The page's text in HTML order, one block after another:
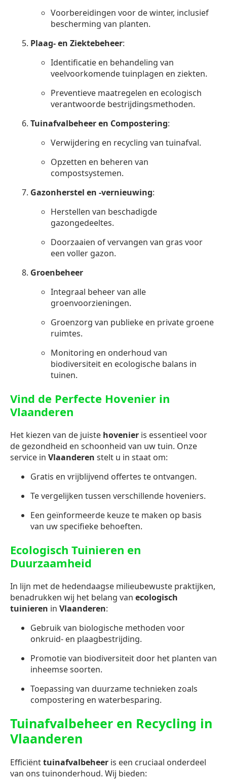
Voorbereidingen voor de winter, inclusief
bescherming van planten.
Plaag- en Ziektebeheer:
Identificatie en behandeling van
veelvoorkomende tuinplagen en ziekten.
Preventieve maatregelen en ecologisch
verantwoorde bestrijdingsmethoden.
Tuinafvalbeheer en Compostering:
Verwijdering en recycling van tuinafval.
Opzetten en beheren van
compostsystemen.
Gazonherstel en -vernieuwing:
Herstellen van beschadigde
gazongedeeltes.
Doorzaaien of vervangen van gras voor
een voller gazon.
Groenbeheer
Integraal beheer van alle
groenvoorzieningen.
Groenzorg van publieke en private groene
ruimtes.
Monitoring en onderhoud van
biodiversiteit en ecologische balans in
tuinen.
Vind de Perfecte Hovenier in
Vlaanderen
Het kiezen van de juiste hovenier is essentieel voor
de gezondheid en schoonheid van uw tuin. Onze
service in Vlaanderen stelt u in staat om:
Gratis en vrijblijvend offertes te ontvangen.
Te vergelijken tussen verschillende hoveniers.
Een geïnformeerde keuze te maken op basis
van uw specifieke behoeften.
Ecologisch Tuinieren en
Duurzaamheid
In lijn met de hedendaagse milieubewuste praktijken,
benadrukken wij het belang van ecologisch
tuinieren in Vlaanderen:
Gebruik van biologische methoden voor
onkruid- en plaagbestrijding.
Promotie van biodiversiteit door het planten van
inheemse soorten.
Toepassing van duurzame technieken zoals
compostering en waterbesparing.
Tuinafvalbeheer en Recycling in
Vlaanderen
Efficiënttuinafvalbeheer is een cruciaal onderdeel
van ons tuinonderhoud. Wij bieden: